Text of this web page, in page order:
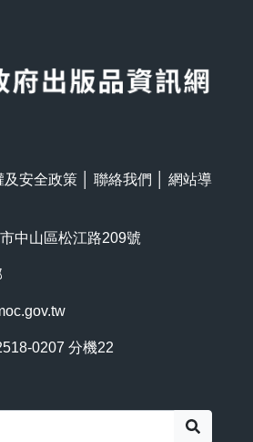
及安全政策 聯絡我們
網站導
中山區松江路209號
0207 分機22